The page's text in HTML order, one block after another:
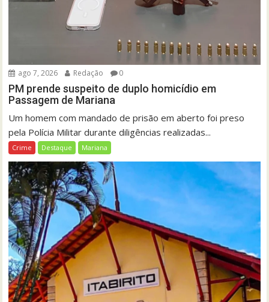
ago 7, 2026 Redação 0
PM prende suspeito de duplo homicídio em
Passagem de Mariana
Um homem com mandado de prisão em aberto foi preso
pela Polícia Militar durante diligências realizadas...
Crime Destaque Mariana